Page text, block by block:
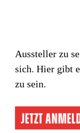
Aussteller zu
sich. Hier gibt
zu sein.
JETZT